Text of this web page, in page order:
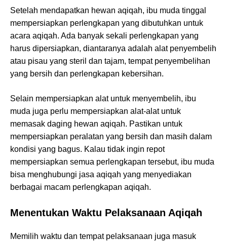
Setelah mendapatkan hewan aqiqah, ibu muda tinggal
mempersiapkan perlengkapan yang dibutuhkan untuk
acara aqiqah. Ada banyak sekali perlengkapan yang
harus dipersiapkan, diantaranya adalah alat penyembelih
atau pisau yang steril dan tajam, tempat penyembelihan
yang bersih dan perlengkapan kebersihan.
Selain mempersiapkan alat untuk menyembelih, ibu
muda juga perlu mempersiapkan alat-alat untuk
memasak daging hewan aqiqah. Pastikan untuk
mempersiapkan peralatan yang bersih dan masih dalam
kondisi yang bagus. Kalau tidak ingin repot
mempersiapkan semua perlengkapan tersebut, ibu muda
bisa menghubungi jasa aqiqah yang menyediakan
berbagai macam perlengkapan aqiqah.
Menentukan Waktu Pelaksanaan Aqiqah
Memilih waktu dan tempat pelaksanaan juga masuk